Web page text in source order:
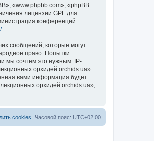
«www.phpbb.com», «phpBB
лицензии GPL для
конференций
.
сообщений, которые могут
право. Попытки
мы сочтём это нужным. IP-
орхидей orchids.ua»
вами информация будет
орхидей orchids.ua»,
Часовой пояс: UTC+02:00
cookies